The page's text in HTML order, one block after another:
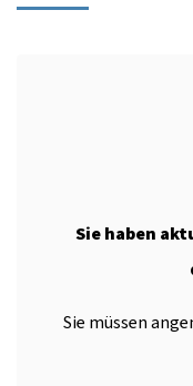
Sie haben
Sie müssen